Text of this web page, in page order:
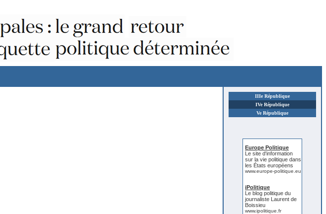
IIIe République
IVe République
Ve République
Europe Politique
Le site d'information
sur la vie politique dans
les États européens
www.europe-politique.eu
iPolitique
Le blog politique du
journaliste Laurent de
Boissieu
www.ipolitique.fr